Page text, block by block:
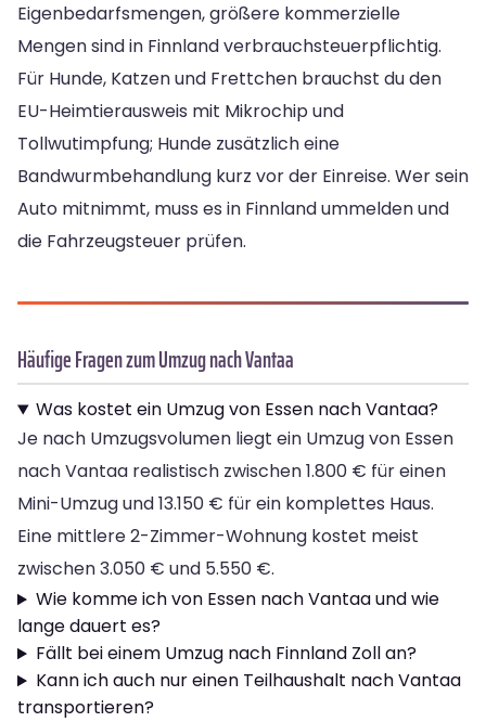
Eigenbedarfsmengen, größere kommerzielle
Mengen sind in Finnland verbrauchsteuerpflichtig.
Für Hunde, Katzen und Frettchen brauchst du den
EU-Heimtierausweis mit Mikrochip und
Tollwutimpfung; Hunde zusätzlich eine
Bandwurmbehandlung kurz vor der Einreise. Wer sein
Auto mitnimmt, muss es in Finnland ummelden und
die Fahrzeugsteuer prüfen.
Häufige Fragen zum Umzug nach Vantaa
Was kostet ein Umzug von Essen nach Vantaa?
Je nach Umzugsvolumen liegt ein Umzug von Essen
nach Vantaa realistisch zwischen 1.800 € für einen
Mini-Umzug und 13.150 € für ein komplettes Haus.
Eine mittlere 2-Zimmer-Wohnung kostet meist
zwischen 3.050 € und 5.550 €.
Wie komme ich von Essen nach Vantaa und wie
lange dauert es?
Fällt bei einem Umzug nach Finnland Zoll an?
Kann ich auch nur einen Teilhaushalt nach Vantaa
transportieren?